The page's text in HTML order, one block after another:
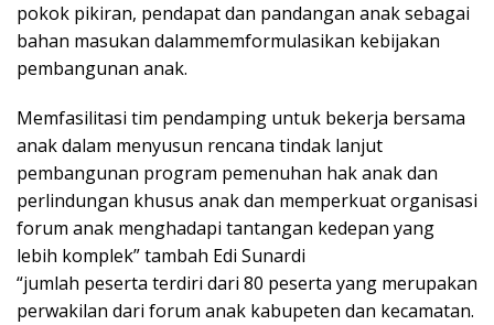
pokok pikiran, pendapat dan pandangan anak sebagai
bahan masukan dalammemformulasikan kebijakan
pembangunan anak.
Memfasilitasi tim pendamping untuk bekerja bersama
anak dalam menyusun rencana tindak lanjut
pembangunan program pemenuhan hak anak dan
perlindungan khusus anak dan memperkuat organisasi
forum anak menghadapi tantangan kedepan yang
lebih komplek” tambah Edi Sunardi
“jumlah peserta terdiri dari 80 peserta yang merupakan
perwakilan dari forum anak kabupeten dan kecamatan.